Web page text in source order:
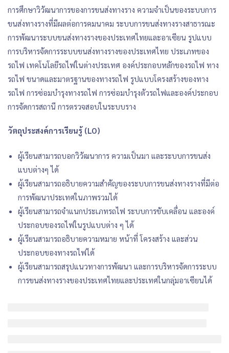
การศึกษาวิวัฒนาการของการขนส่งทางราง ความจำเป็นของระบบการ
ขนส่งทางรางที่มีผลต่อการคมนาคม ระบบการขนส่งทางรางสาธารณะ
การพัฒนาระบบขนส่งทางรางของประเทศไทยและอาเซียน รูปแบบ
การบริหารจัดการระบบขนส่งทางรางของประเทศไทย ประเภทของ
รถไฟ เทคโนโลยีรถไฟในต่างประเทศ องค์ประกอบหลักของรถไฟ ทาง
รถไฟ ขนาดและมาตรฐานของทางรถไฟ รูปแบบโครงสร้างของทาง
รถไฟ การซ่อมบำรุงทางรถไฟ การซ่อมบำรุงตัวรถไฟและองค์ประกอบ
การจัดการสถานี การตรวจสอบในระบบราง
วัตถุประสงค์การเรียนรู้ (LO)
ผู้เรียนสามารถบอกวิวัฒนาการ ความเป็นมา และระบบการขนส่ง
แบบต่างๆ ได้
ผู้เรียนสามารถอธิบายความสำคัญของระบบการขนส่งทางรางที่มีต่อ
การพัฒนาประเทศในภาพรวมได้
ผู้เรียนสามารถจำแนกประเภทรถไฟ ระบบการขับเคลื่อน และองค์
ประกอบของรถไฟในรูปแบบต่าง ๆ ได้
ผู้เรียนสามารถอธิบายความหมาย หน้าที่ โครงสร้าง และส่วน
ประกอบของทางรถไฟได้
ผู้เรียนสามารถสรุปแนวทางการพัฒนา และการบริหารจัดการระบบ
การขนส่งทางรางของประเทศไทยและประเทศในกลุ่มอาเซียนได้